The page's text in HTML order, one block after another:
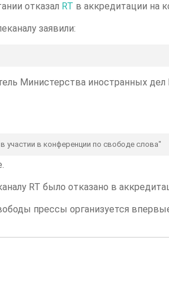
отказал RT в аккредитации на
заявили:
Министерства иностранных
участии в конференции по свободе слова"
RT было отказано в
прессы организуется